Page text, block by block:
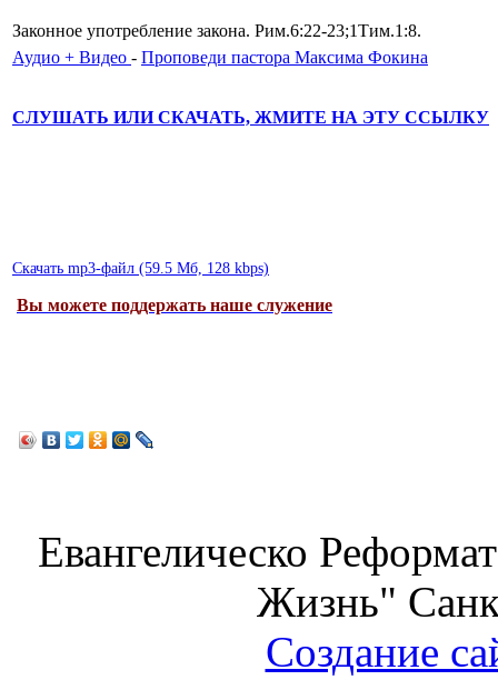
Законное употребление закона. Рим.6:22-23;1Тим.1:8.
Аудио + Видео - Проповеди пастора Максима Фокина
СЛУШАТЬ ИЛИ СКАЧАТЬ, ЖМИТЕ НА ЭТУ ССЫЛКУ
Скачать mp3-файл (59.5 Мб, 128 kbps)
Вы можете поддержать наше служение
Евангелическо
Жизнь"
Создание